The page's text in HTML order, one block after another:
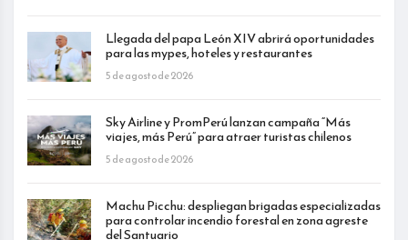
Llegada del papa León XIV abrirá oportunidades
para las mypes, hoteles y restaurantes
5 de agosto de 2026
Sky Airline y PromPerú lanzan campaña “Más
viajes, más Perú” para atraer turistas chilenos
5 de agosto de 2026
Machu Picchu: despliegan brigadas especializadas
para controlar incendio forestal en zona agreste
del Santuario